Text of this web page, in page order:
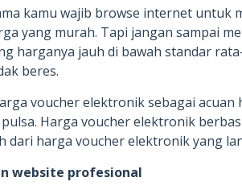
kamu wajib browse internet untuk
yang murah. Tapi jangan sampai
harganya jauh di bawah standar
beres.
voucher elektronik sebagai acuan
Harga voucher elektronik
dari harga voucher elektronik yang
website profesional